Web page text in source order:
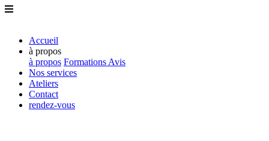
Accueil
à propos
à propos Formations Avis
Nos services
Ateliers
Contact
rendez-vous